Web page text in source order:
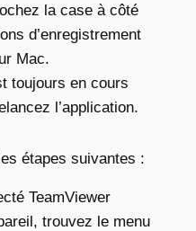
la case à côté
d’enregistrement
Mac.
en cours
l’application.
étapes suivantes :
TeamViewer
trouvez le menu